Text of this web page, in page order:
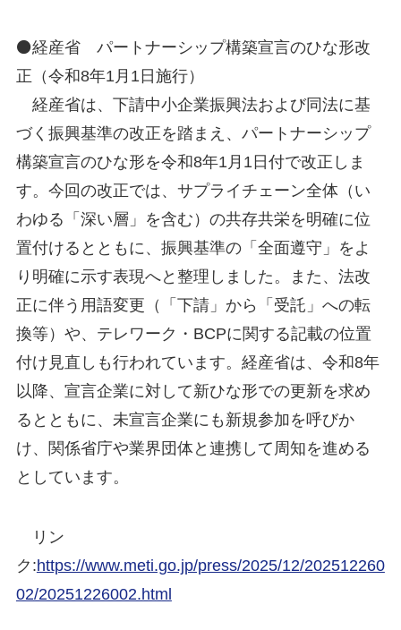
⚫経産省 パートナーシップ構築宣言のひな形改
正（令和8年1月1日施行）
経産省は、下請中小企業振興法および同法に基
づく振興基準の改正を踏まえ、パートナーシップ
構築宣言のひな形を令和8年1月1日付で改正しま
す。今回の改正では、サプライチェーン全体（い
わゆる「深い層」を含む）の共存共栄を明確に位
置付けるとともに、振興基準の「全面遵守」をよ
り明確に示す表現へと整理しました。また、法改
正に伴う用語変更（「下請」から「受託」への転
換等）や、テレワーク・BCPに関する記載の位置
付け見直しも行われています。経産省は、令和8年
以降、宣言企業に対して新ひな形での更新を求め
るとともに、未宣言企業にも新規参加を呼びか
け、関係省庁や業界団体と連携して周知を進める
としています。
リン
ク:https://www.meti.go.jp/press/2025/12/202512260
02/20251226002.html